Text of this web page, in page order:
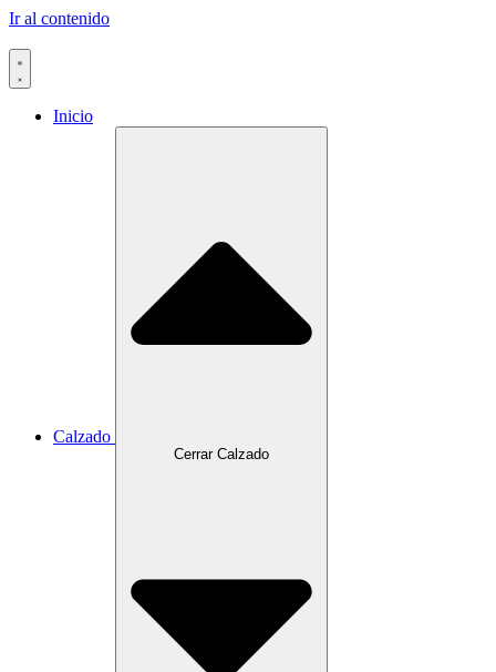
Ir al contenido
Inicio
Calzado
Cerrar Calzado